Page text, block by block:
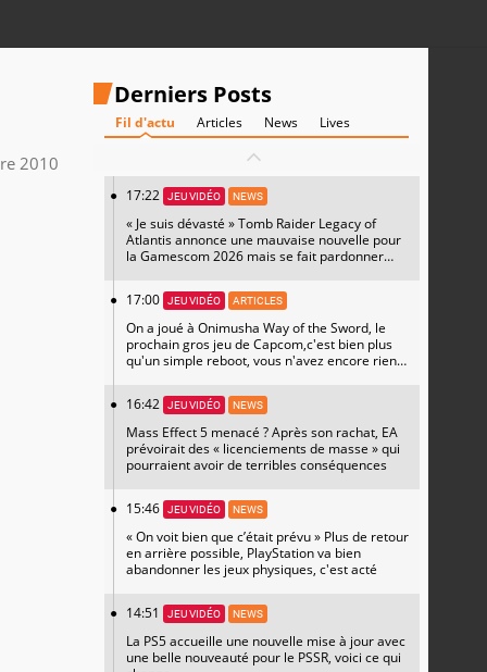
2010
Derniers Posts
Fil d'actu Articles News Lives
17:22 JEU VIDÉO NEWS
« Je suis dévasté » Tomb Raider Legacy of
Atlantis annonce une mauvaise nouvelle pour
la Gamescom 2026 mais se fait pardonner
17:00
JEU VIDÉO ARTICLES
On a joué à Onimusha Way of the Sword, le
prochain gros jeu de Capcom,c'est bien plus
qu'un simple reboot, vous n'avez encore rien
16:42
JEU VIDÉO NEWS
Mass Effect 5 menacé ? Après son rachat, EA
prévoirait des « licenciements de masse » qui
pourraient avoir de terribles conséquences
15:46 JEU VIDÉO NEWS
« On voit bien que c’était prévu » Plus de retour
en arrière possible, PlayStation va bien
abandonner les jeux physiques, c'est acté
14:51 JEU VIDÉO NEWS
La PS5 accueille une nouvelle mise à jour avec
une belle nouveauté pour le PSSR, voici ce qui